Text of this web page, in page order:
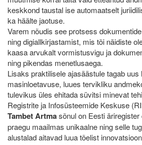
keskkond taustal ise automaatselt
ka häälte jaotuse.
Varem nõudis see protsess
ning digiallkirjastamist, mis tõi näidiste
kaasa arvukalt vormistusvigu ja
ning pikendas menetlusaega.
Lisaks praktilisele ajasäästule tagab
masinloetavuse, luues tervikliku
tulevikus üles ehitada süvitsi minevat
Registrite ja Infosüsteemide Keskuse
Tambet Artmasõnul on Eesti
praegu maailmas unikaalne ning selle
alustalad aitavad luua tõelist